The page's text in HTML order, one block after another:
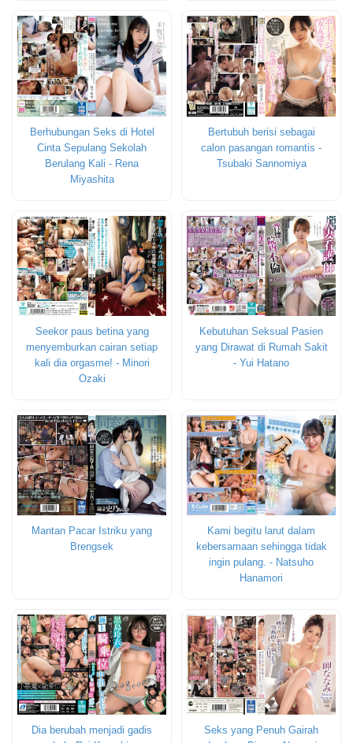
Berhubungan Seks di Hotel
Cinta Sepulang Sekolah
Berulang Kali - Rena
Miyashita
Bertubuh berisi sebagai
calon pasangan romantis -
Tsubaki Sannomiya
Seekor paus betina yang
menyemburkan cairan setiap
kali dia orgasme! - Minori
Ozaki
Kebutuhan Seksual Pasien
yang Dirawat di Rumah Sakit
- Yui Hatano
Mantan Pacar Istriku yang
Brengsek
Kami begitu larut dalam
kebersamaan sehingga tidak
ingin pulang. - Natsuho
Hanamori
Dia berubah menjadi gadis
Seks yang Penuh Gairah